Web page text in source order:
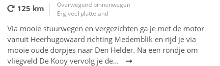
125 km
Overwegend binnenwegen
Erg veel platteland
Via mooie stuurwegen en vergezichten ga je met de motor
vanuit Heerhugowaard richting Medemblik en rijd je via
mooie oude dorpjes naar Den Helder. Na een rondje om
vliegveld De Kooy vervolg je de...